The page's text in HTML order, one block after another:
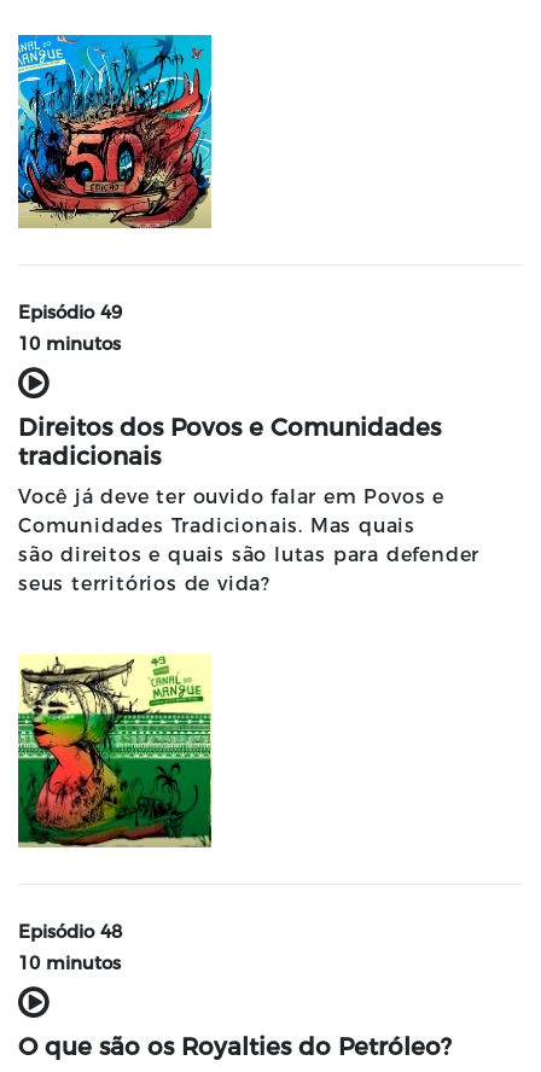
Episódio 49
10 minutos
Direitos dos Povos e Comunidades
tradicionais
Você já deve ter ouvido falar em Povos e
Comunidades Tradicionais. Mas quais
são direitos e quais são lutas para defender
seus territórios de vida?
Episódio 48
10 minutos
O que são os Royalties do Petróleo?